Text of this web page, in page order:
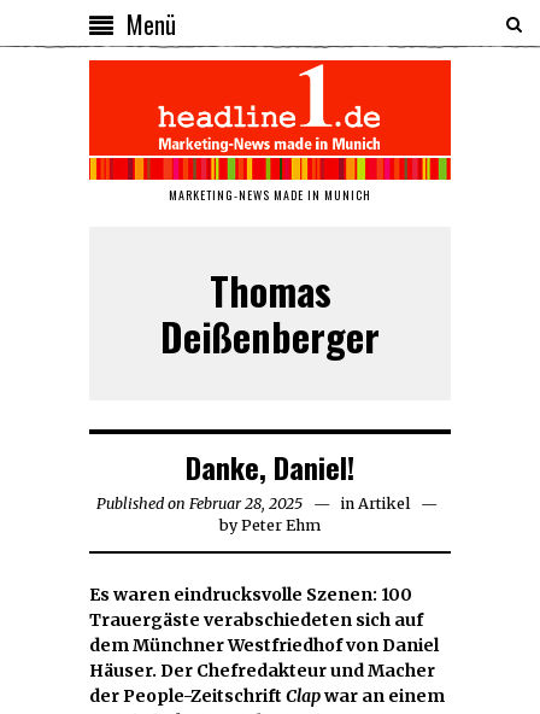
Menü
MARKETING-NEWS MADE IN MUNICH
Thomas
Deißenberger
Danke, Daniel!
Published on Februar 28, 2025März
1,
2025
in Artikel
byPeter Ehm
Es waren eindrucksvolle Szenen: 100
Trauergäste verabschiedeten sich auf
dem Münchner Westfriedhof von Daniel
Häuser. Der Chefredakteur und Macher
der People-Zeitschrift Clapwar an einem